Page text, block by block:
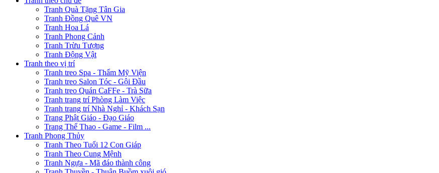
Tranh Quà Tặng Tân Gia
Tranh Đồng Quê VN
Tranh Hoa Lá
Tranh Phong Cảnh
Tranh Trừu Tượng
Tranh Động Vật
Tranh theo vị trí
Tranh treo Spa - Thẩm Mỹ Viện
Tranh treo Salon Tóc - Gội Đầu
Tranh treo Quán CaFFe - Trà Sữa
Tranh trang trí Phòng Làm Việc
Tranh trang trí Nhà Nghỉ - Khách Sạn
Trang Phật Giáo - Đạo Giáo
Trang Thể Thao - Game - Film ...
Tranh Phong Thủy
Tranh Theo Tuổi 12 Con Giáp
Tranh Theo Cung Mệnh
Tranh Ngựa - Mã đáo thành công